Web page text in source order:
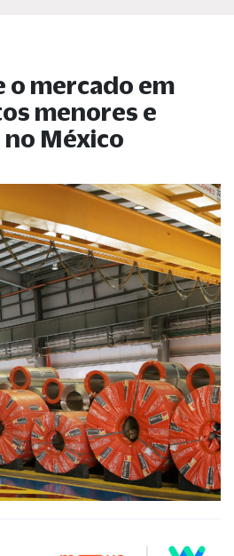
o mercado em
menores e
México